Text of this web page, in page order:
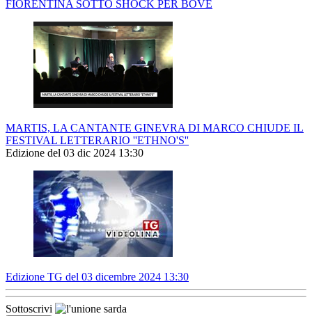
FIORENTINA SOTTO SHOCK PER BOVE
MARTIS, LA CANTANTE GINEVRA DI MARCO CHIUDE IL
FESTIVAL LETTERARIO ''ETHNO'S''
Edizione del 03 dic 2024 13:30
Edizione TG del 03 dicembre 2024 13:30
Sottoscrivi